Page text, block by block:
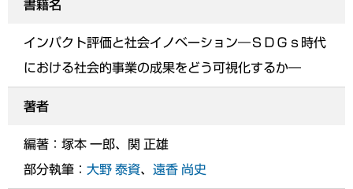
書籍名
インパクト評価と社会イノベーション―ＳＤＧｓ時代
における社会的事業の成果をどう可視化するか―
著者
編著：塚本 一郎、関 正雄
部分執筆：大野 泰資、遠香 尚史